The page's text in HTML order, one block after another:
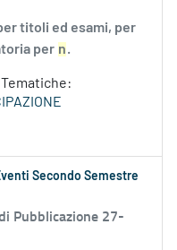
titoli ed esami, per
per n.
Secondo Semestre
Pubblicazione 27-